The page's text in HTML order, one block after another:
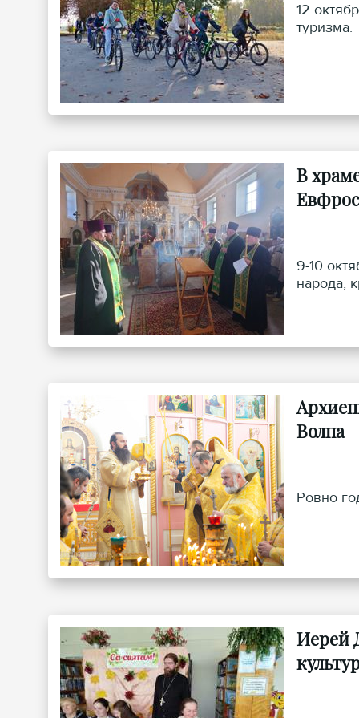
12
туризма.
В
9-10
народа,
Волпа
Ровно
Иерей